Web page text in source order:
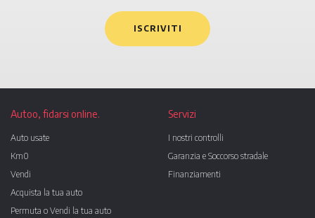
ISCRIVITI
Autoo, fidarsi online.
Auto usate
Km0
Vendi
Acquista la tua auto
Permuta o Vendi la tua auto
Servizi
I nostri controlli
Garanzia e Soccorso stradale
Finanziamenti